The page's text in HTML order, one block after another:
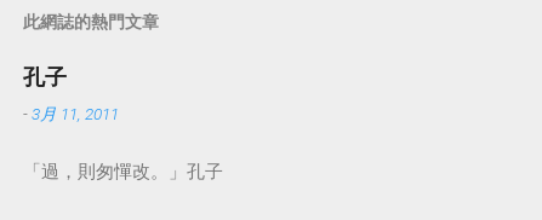
此網誌的熱門文章
孔子
-3月 11, 2011
「過，則匆憚改。」孔子